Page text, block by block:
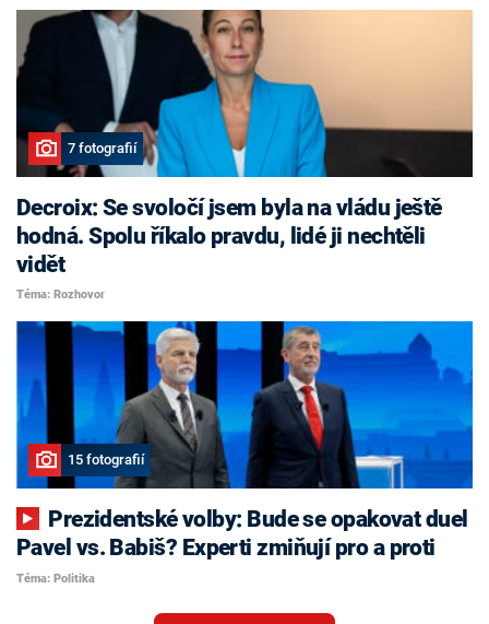
7 fotografií
Decroix: Se svoločí jsem byla na vládu ještě
hodná. Spolu říkalo pravdu, lidé ji nechtěli
vidět
Téma: Rozhovor
15 fotografií
Pavel vs. Babiš? Experti zmiňují pro a proti
Téma: Politika